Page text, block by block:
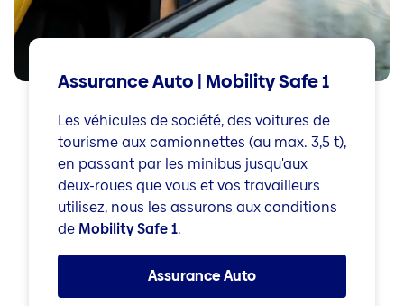
Assurance Auto | Mobility Safe 1
Les véhicules de société, des voitures de
tourisme aux camionnettes (au max. 3,5 t),
en passant par les minibus jusqu'aux
deux-roues que vous et vos travailleurs
utilisez, nous les assurons aux conditions
de Mobility Safe 1.
Assurance Auto